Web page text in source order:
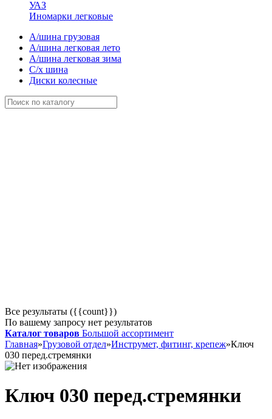
УАЗ
Иномарки легковые
А/шина грузовая
А/шина легковая лето
А/шина легковая зима
С/х шина
Диски колесные
Все результаты ({{count}})
По вашему запросу нет результатов
Каталог товаров Большой ассортимент
Главная»Грузовой отдел»Инструмет, фитинг, крепеж»Ключ
030 перед.стремянки
Ключ 030 перед.стремянки